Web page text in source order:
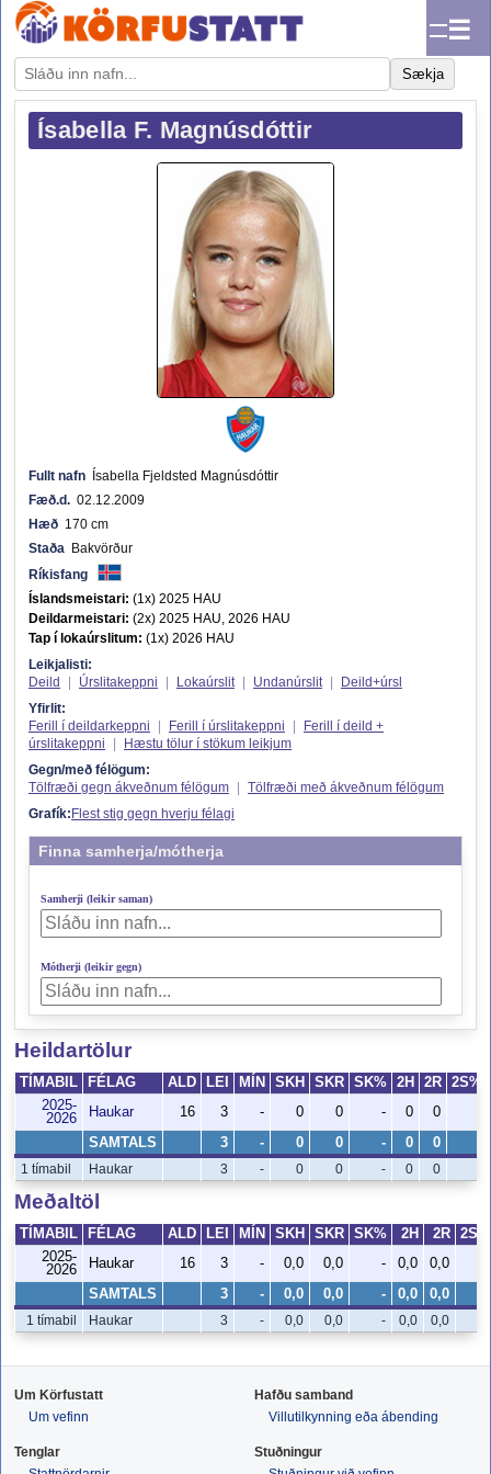
☰
Sækja
Ísabella F. Magnúsdóttir
Fullt nafn
Ísabella Fjeldsted Magnúsdóttir
Fæð.d. 02.12.2009
Hæð 170 cm
Staða Bakvörður
Ríkisfang
Íslandsmeistari: (1x) 2025 HAU
Deildarmeistari: (2x) 2025 HAU, 2026 HAU
Tap í lokaúrslitum: (1x) 2026 HAU
Leikjalisti:
Deild
Úrslitakeppni Lokaúrslit Undanúrslit
Deild+úrsl
Yfirlit:
Ferill í deildarkeppni
Ferill í úrslitakeppni
Ferill í deild +
úrslitakeppni
Hæstu tölur í stökum leikjum
Gegn/með félögum:
Tölfræði gegn ákveðnum félögum
Tölfræði með ákveðnum félögum
Grafík: Flest stig gegn hverju félagi
Finna samherja/mótherja
Samherji (leikir saman)
Mótherji (leikir gegn)
Heildartölur
TÍMABIL FÉLAG ALD LEI MÍN SKH SKR SK% 2H 2R
2S%
2025-
2026
Haukar 16 3 - 0 0 - 0 0
SAMTALS 3 - 0 0 - 0 0
1 tímabil Haukar 3 - 0 0 - 0 0
Meðaltöl
TÍMABIL FÉLAG ALD LEI MÍN SKH SKR SK% 2H 2R
2S%
2025-
2026
Haukar 16 3 - 0,0 0,0 - 0,0 0,0
SAMTALS 3 - 0,0 0,0 - 0,0 0,0
1 tímabil Haukar 3 - 0,0 0,0 - 0,0 0,0
Um Körfustatt
Um vefinn
Hafðu samband
Villutilkynning eða ábending
Tenglar
Stuðningur